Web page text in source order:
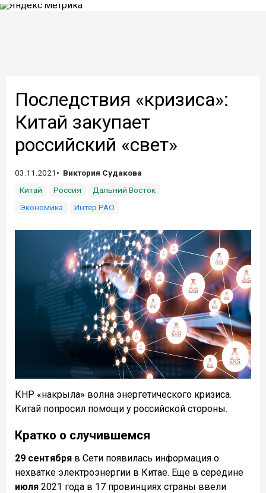
Последствия «кризиса»:
Китай закупает
российский «свет»
03.11.2021
Виктория Судакова
Китай
Россия
Дальний Восток
Экономика
Интер РАО
КНР «накрыла» волна энергетического кризиса.
Китай попросил помощи у российской стороны.
Кратко о случившемся
29 сентября в Сети появилась информация о
нехватке электроэнергии в Китае. Еще в середине
июля 2021 года в 17 провинциях страны ввели